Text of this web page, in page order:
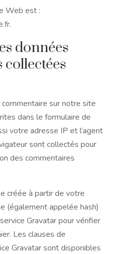
Web est :
données
sur notre site
dans le formulaire de
votre adresse IP et l’agent
sont collectés pour
des commentaires
créée à partir de votre
(également appelée hash)
Gravatar pour vérifier
Les clauses de
Gravatar sont disponibles